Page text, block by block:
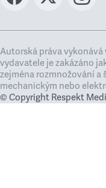
Autorská práva vykonává
vydavatele je zakázáno
zejména rozmnožování a
mechanickým nebo
© Copyright Respekt